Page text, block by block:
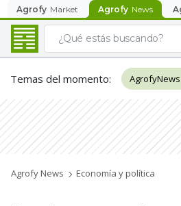
Agrofy Market Agrofy News
Temas del momento:
Agrofy News Economía y política